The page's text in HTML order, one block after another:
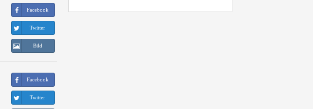
Facebook
Twitter
Bild
Facebook
Twitter